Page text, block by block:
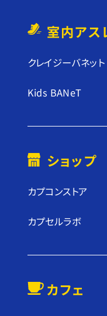
室内アス
クレイジーバネット
Kids BANeT
ショップ
カプコンストア
カプセルラボ
カフェ